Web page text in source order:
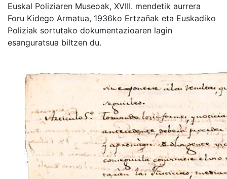
Euskal Poliziaren Museoak, XVIII. mendetik aurrera
Foru Kidego Armatua, 1936ko Ertzañak eta Euskadiko
Poliziak sortutako dokumentazioaren lagin
esanguratsua biltzen du.